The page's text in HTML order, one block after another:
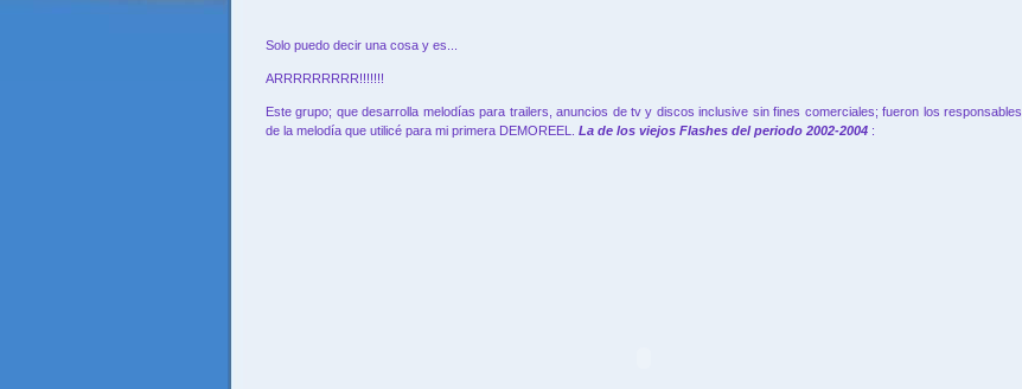
Solo puedo decir una cosa y es...
ARRRRRRRRR!!!!!!!
Este grupo; que desarrolla melodías para trailers, anuncios de tv y discos inclusive sin fines comerciales; fueron los responsables
de la melodía que utilicé para mi primera DEMOREEL. La de los viejos Flashes del periodo 2002-2004 :